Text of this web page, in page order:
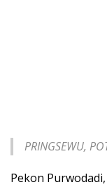
PRINGSEWU,
Pekon